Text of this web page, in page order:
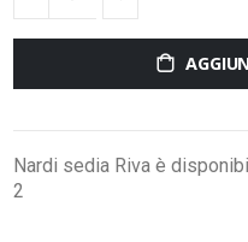
Nardi sedia Riva è
2